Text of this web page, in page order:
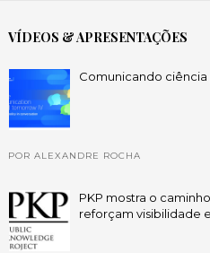
VÍDEOS & APRESENTAÇÕES
Comunicando ciência
POR ALEXANDRE ROCHA
PKP mostra o
reforçam visibilidade